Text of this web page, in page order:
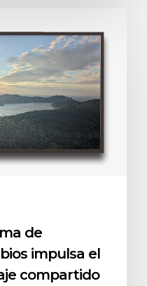
de
impulsa el
compartido